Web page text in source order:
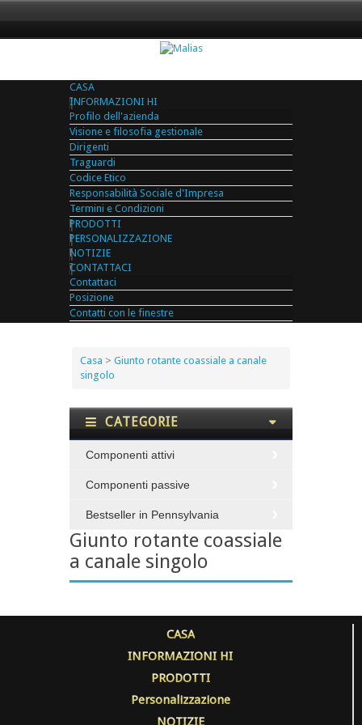
CASA
INFORMAZIONI HI
Profilo dell'azienda
Visione e filosofia gestionale
Dirigenti
Traguardi
Codice Etico
Responsabilità Sociale d'Impresa
Termini e Condizioni
PRODOTTI
PERSONALIZZAZIONE
NOTIZIE
CONTATTACI
Contattaci
Posizione
Contatti con le finestre
Casa > Giunto rotante coassiale a canale
singolo
CATEGORIE
Componenti attivi
Componenti passive
Bestseller in Pennsylvania
Giunto rotante coassiale
a canale singolo
CASA
INFORMAZIONI HI
PRODOTTI
Personalizzazione
NOTIZIE